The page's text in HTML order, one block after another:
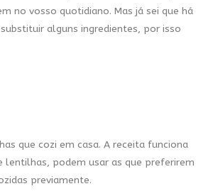
no vosso quotidiano. Mas já sei que há
alguns ingredientes, por isso
que cozi em casa. A receita funciona
lentilhas, podem usar as que preferirem
previamente.